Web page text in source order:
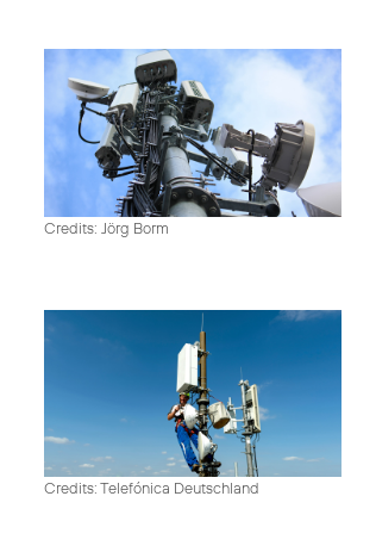
Credits: Jörg Borm
Credits: Telefónica Deutschland